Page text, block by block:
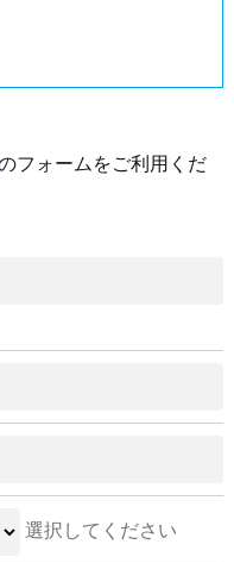
フォームをご利用くだ
選択してください